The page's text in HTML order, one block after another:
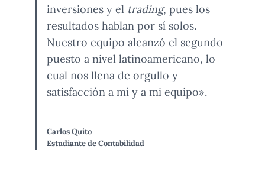
inversiones y el trading, pues los
resultados hablan por sí solos.
Nuestro equipo alcanzó el segundo
puesto a nivel latinoamericano, lo
cual nos llena de orgullo y
satisfacción a mí y a mi equipo».
Carlos Quito
Estudiante de Contabilidad